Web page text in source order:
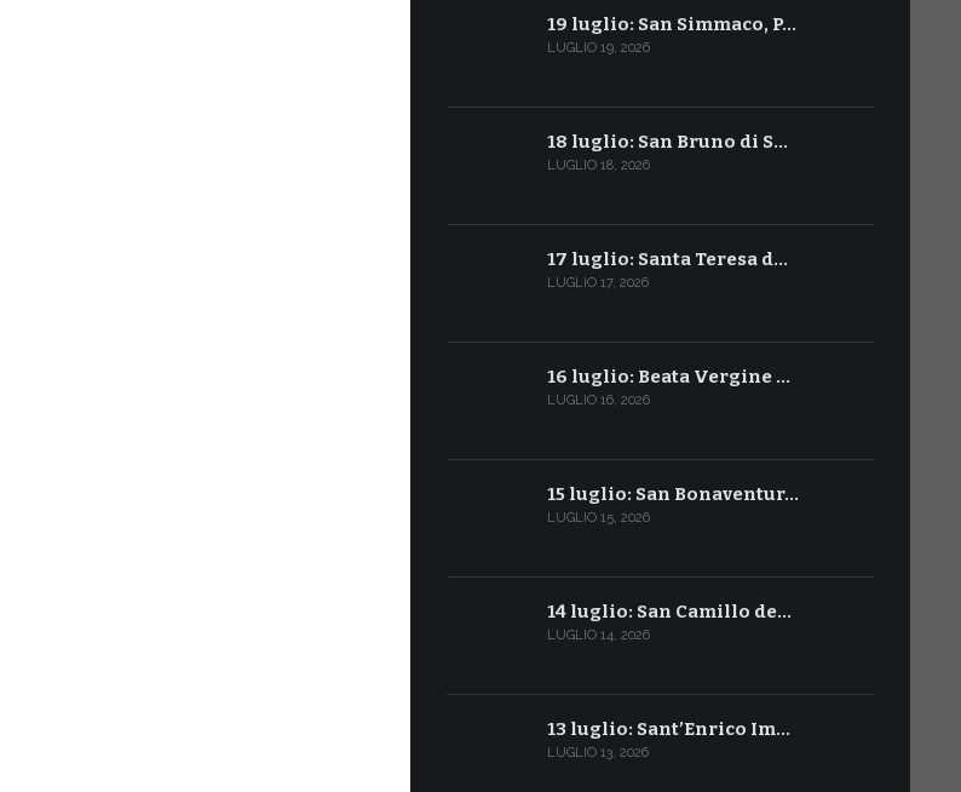
19 luglio: San Simmaco, P…
LUGLIO 19, 2026
18 luglio: San Bruno di S…
LUGLIO 18, 2026
17 luglio: Santa Teresa d…
LUGLIO 17, 2026
16 luglio: Beata Vergine …
LUGLIO 16, 2026
15 luglio: San Bonaventur…
LUGLIO 15, 2026
14 luglio: San Camillo de…
LUGLIO 14, 2026
13 luglio: Sant’Enrico Im…
LUGLIO 13, 2026